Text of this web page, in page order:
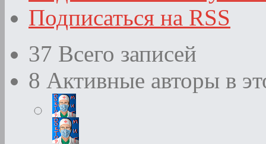
Подписаться на RSS
37 Всего записей
8 Активные авторы в